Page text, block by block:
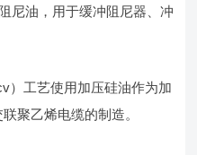
尼油，用于缓冲阻尼器、冲
）工艺使用加压硅油作为加
聚乙烯电缆的制造。